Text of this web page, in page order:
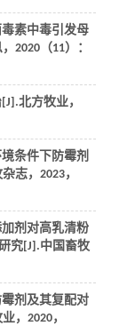
素中毒引发母
， 2020（11）：
北方牧业，
条件下防霉剂
杂志， 2023，
剂对高乳清粉
究[J].中国畜牧
剂及其复配对
业， 2020，